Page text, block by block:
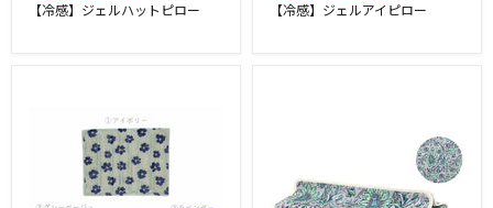
【冷感】ジェルハットピロー 【冷感】ジェルアイピロー